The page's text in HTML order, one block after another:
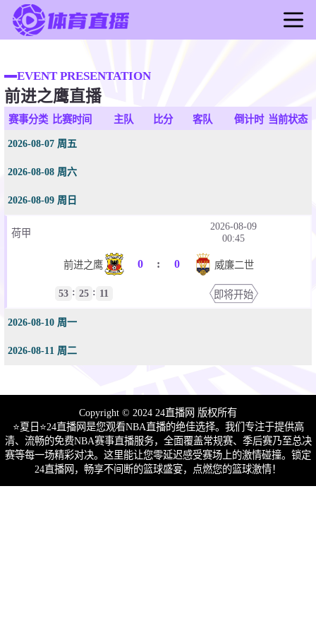
足球直播
篮球直播
足球录像
篮球新闻
EVENT PRESENTATION
前进之鹰直播
赛事分类 比赛时间 主队 比分 客队 倒计时 当前状态
2026-08-07 周五
2026-08-08 周六
2026-08-09 周日
荷甲
2026-08-09
00:45
前进之鹰 0 : 0 威廉二世
53 : 25 : 11 即将开始
2026-08-10 周一
2026-08-11 周二
Copyright © 2024 24直播网 版权所有
⭐️夏日⭐24直播网是您观看NBA直播的绝佳选择。我们专注于提供高
清、流畅的免费NBA赛事直播服务，全面覆盖常规赛、季后赛乃至总决
赛等每一场精彩对决。这里能让您零延迟感受赛场上的激情碰撞。锁定
24直播网，畅享不间断的篮球盛宴，点燃您的篮球激情！